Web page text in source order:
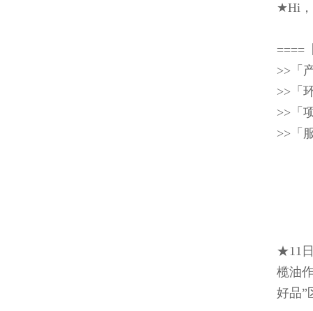
★Hi，
====
>>「
>>「
>>「
>>「
★11
榄油
好品”